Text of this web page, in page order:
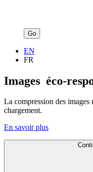
Go
EN
FR
Images éco-
La compression des images
chargement.
En savoir plus